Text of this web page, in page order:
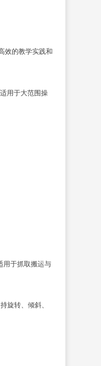
效的教学实践和
用于大范围操
用于抓取搬运与
旋转、倾斜、